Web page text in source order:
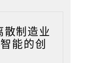
散制造业
能的创